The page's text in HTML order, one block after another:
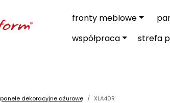
fronty meblowe
współpraca
strefa
panele dekoracyjne ażurowe XLA40R